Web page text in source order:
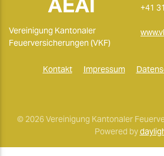
Vereinigung Kantonaler
Feuerversicherungen (VKF)
+41
Kontakt Impressum
© 2026 Vereinigung Kantonaler
Powered by